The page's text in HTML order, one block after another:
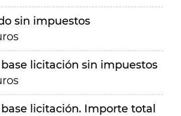
sin impuestos
licitación sin impuestos
licitación. Importe total